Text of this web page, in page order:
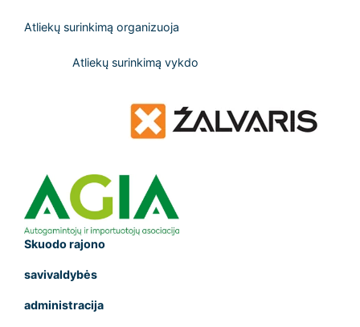
Atliekų surinkimą organizuoja
Atliekų surinkimą vykdo
Skuodo rajono
savivaldybės
administracija